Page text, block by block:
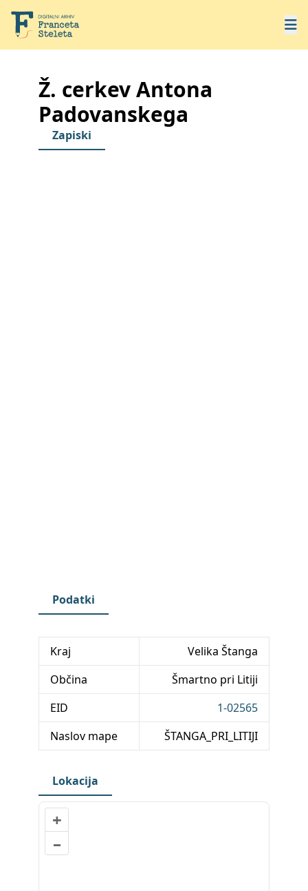
Ž. cerkev Antona
Padovanskega
Zapiski
Podatki
Kraj
Velika Štanga
Občina
Šmartno pri Litiji
EID
1-02565
Naslov mape
ŠTANGA_PRI_LITIJI
Lokacija
+
–